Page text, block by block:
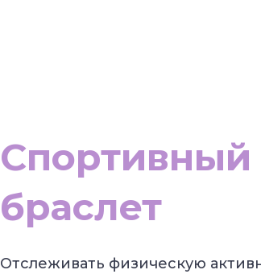
Спортивный
браслет
Отслеживать физическую